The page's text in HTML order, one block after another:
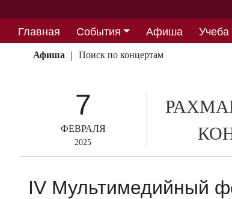
Главная События Афиша Учеба
Партнерство
Афиша Поиск по концертам
7
ФЕВРАЛЯ
2025
IV Мультимедийный